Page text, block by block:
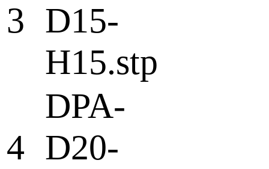
3 D15-
H15.stp
4
DPA-
D20-